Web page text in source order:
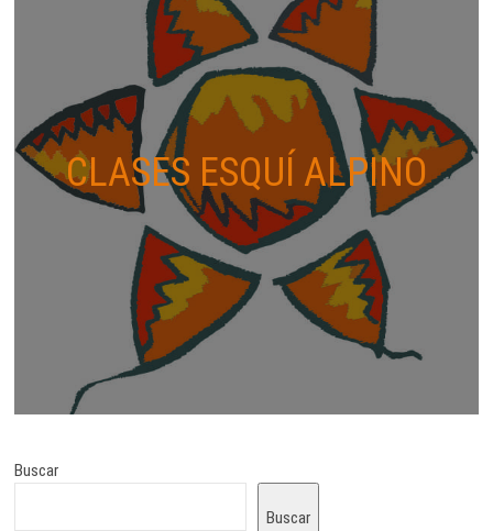
CLASES ESQUÍ ALPINO
Buscar
Buscar